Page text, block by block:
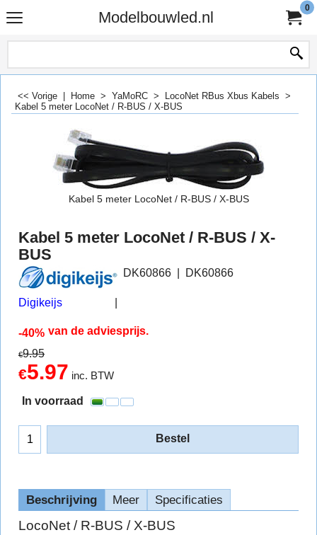
Modelbouwled.nl
0
<< Vorige Home > YaMoRC > LocoNet RBus Xbus Kabels >
Kabel 5 meter LocoNet / R-BUS / X-BUS
Kabel 5 meter LocoNet / R-BUS / X-BUS
Kabel 5 meter LocoNet / R-BUS / X-
BUS
Digikeijs
DK60866 DK60866
-40% van de adviesprijs.
€9.95
€5.97 inc. BTW
In voorraad
Bestel
Beschrijving Meer Specificaties
LocoNet / R-BUS / X-BUS